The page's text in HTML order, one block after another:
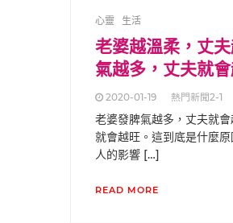
心靈 生活
老婆越溫柔，丈
氣越多，丈夫就
2020-01-19 熱門新聞2-1
老婆發脾氣越多，丈夫就
就會越旺。這到底是什麼
人的影響 […]
READ MORE